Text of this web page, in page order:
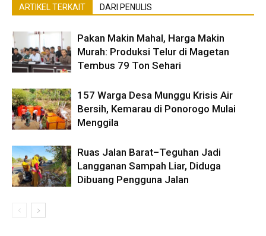
ARTIKEL TERKAIT DARI PENULIS
Pakan Makin Mahal, Harga Makin
Murah: Produksi Telur di Magetan
Tembus 79 Ton Sehari
157 Warga Desa Munggu Krisis Air
Bersih, Kemarau di Ponorogo Mulai
Menggila
Ruas Jalan Barat–Teguhan Jadi
Langganan Sampah Liar, Diduga
Dibuang Pengguna Jalan